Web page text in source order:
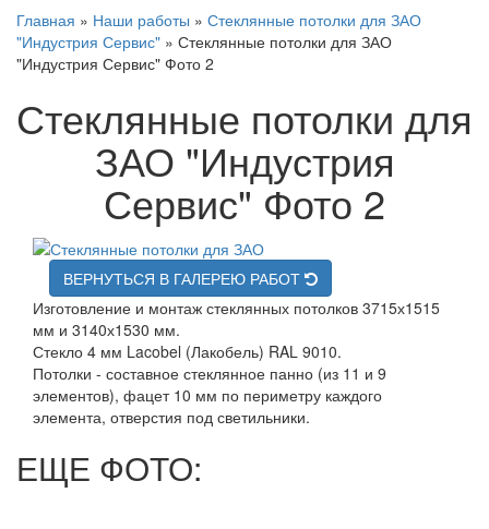
Главная » Наши работы » Стеклянные потолки для ЗАО
"Индустрия Сервис" » Стеклянные потолки для ЗАО
"Индустрия Сервис" Фото 2
Стеклянные потолки для
ЗАО "Индустрия
Сервис" Фото 2
ВЕРНУТЬСЯ В ГАЛЕРЕЮ РАБОТ
Изготовление и монтаж стеклянных потолков 3715х1515
мм и 3140х1530 мм.
Стекло 4 мм Lacobel (Лакобель) RAL 9010.
Потолки - составное стеклянное панно (из 11 и 9
элементов), фацет 10 мм по периметру каждого
элемента, отверстия под светильники.
ЕЩЕ ФОТО: